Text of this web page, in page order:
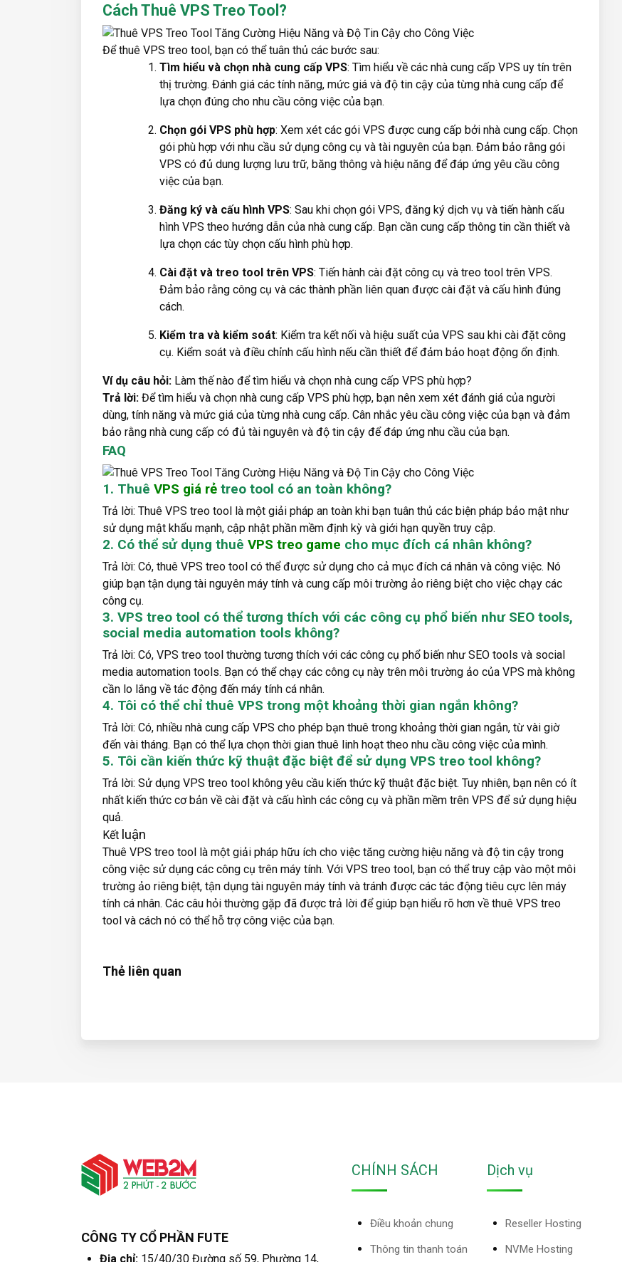
Cách Thuê VPS Treo Tool?
Để thuê VPS treo tool, bạn có thể tuân thủ các bước sau:
Tìm hiểu và chọn nhà cung cấp VPS: Tìm hiểu về các nhà cung cấp VPS uy tín trên
thị trường. Đánh giá các tính năng, mức giá và độ tin cậy của từng nhà cung cấp để
lựa chọn đúng cho nhu cầu công việc của bạn.
Chọn gói VPS phù hợp: Xem xét các gói VPS được cung cấp bởi nhà cung cấp. Chọn
gói phù hợp với nhu cầu sử dụng công cụ và tài nguyên của bạn. Đảm bảo rằng gói
VPS có đủ dung lượng lưu trữ, băng thông và hiệu năng để đáp ứng yêu cầu công
việc của bạn.
Đăng ký và cấu hình VPS: Sau khi chọn gói VPS, đăng ký dịch vụ và tiến hành cấu
hình VPS theo hướng dẫn của nhà cung cấp. Bạn cần cung cấp thông tin cần thiết và
lựa chọn các tùy chọn cấu hình phù hợp.
Cài đặt và treo tool trên VPS: Tiến hành cài đặt công cụ và treo tool trên VPS.
Đảm bảo rằng công cụ và các thành phần liên quan được cài đặt và cấu hình đúng
cách.
Kiểm tra và kiểm soát: Kiểm tra kết nối và hiệu suất của VPS sau khi cài đặt công
cụ. Kiểm soát và điều chỉnh cấu hình nếu cần thiết để đảm bảo hoạt động ổn định.
Ví dụ câu hỏi: Làm thế nào để tìm hiểu và chọn nhà cung cấp VPS phù hợp?
Trả lời: Để tìm hiểu và chọn nhà cung cấp VPS phù hợp, bạn nên xem xét đánh giá của người
dùng, tính năng và mức giá của từng nhà cung cấp. Cân nhắc yêu cầu công việc của bạn và đảm
bảo rằng nhà cung cấp có đủ tài nguyên và độ tin cậy để đáp ứng nhu cầu của bạn.
FAQ
1. Thuê VPS giá rẻ treo tool có an toàn không?
Trả lời: Thuê VPS treo tool là một giải pháp an toàn khi bạn tuân thủ các biện pháp bảo mật như
sử dụng mật khẩu mạnh, cập nhật phần mềm định kỳ và giới hạn quyền truy cập.
2. Có thể sử dụng thuê VPS treo game cho mục đích cá nhân không?
Trả lời: Có, thuê VPS treo tool có thể được sử dụng cho cả mục đích cá nhân và công việc. Nó
giúp bạn tận dụng tài nguyên máy tính và cung cấp môi trường ảo riêng biệt cho việc chạy các
công cụ.
3. VPS treo tool có thể tương thích với các công cụ phổ biến như SEO tools,
social media automation tools không?
Trả lời: Có, VPS treo tool thường tương thích với các công cụ phổ biến như SEO tools và social
media automation tools. Bạn có thể chạy các công cụ này trên môi trường ảo của VPS mà không
cần lo lắng về tác động đến máy tính cá nhân.
4. Tôi có thể chỉ thuê VPS trong một khoảng thời gian ngắn không?
Trả lời: Có, nhiều nhà cung cấp VPS cho phép bạn thuê trong khoảng thời gian ngắn, từ vài giờ
đến vài tháng. Bạn có thể lựa chọn thời gian thuê linh hoạt theo nhu cầu công việc của mình.
5. Tôi cần kiến thức kỹ thuật đặc biệt để sử dụng VPS treo tool không?
Trả lời: Sử dụng VPS treo tool không yêu cầu kiến thức kỹ thuật đặc biệt. Tuy nhiên, bạn nên có ít
nhất kiến thức cơ bản về cài đặt và cấu hình các công cụ và phần mềm trên VPS để sử dụng hiệu
quả.
Kết luận
Thuê VPS treo tool là một giải pháp hữu ích cho việc tăng cường hiệu năng và độ tin cậy trong
công việc sử dụng các công cụ trên máy tính. Với VPS treo tool, bạn có thể truy cập vào một môi
trường ảo riêng biệt, tận dụng tài nguyên máy tính và tránh được các tác động tiêu cực lên máy
tính cá nhân. Các câu hỏi thường gặp đã được trả lời để giúp bạn hiểu rõ hơn về thuê VPS treo
tool và cách nó có thể hỗ trợ công việc của bạn.
Thẻ liên quan
CÔNG TY CỔ PHẦN FUTE
Địa chỉ:15/40/30 Đường số 59, Phường 14,
CHÍNH SÁCH
Điều khoản chung
Thông tin thanh toán
Dịch vụ
Reseller Hosting
NVMe Hosting